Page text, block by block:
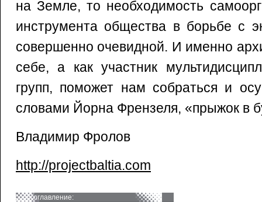
на Земле, то необходимость
инструмента общества в борьбе с
совершенно очевидной. И именно
себе, а как участник
групп, поможет нам собраться и
словами Йорна Френзеля, «прыжок в
Владимир Фролов
http://projectbaltia.com
оглавление: